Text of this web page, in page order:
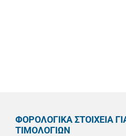
ΦΟΡΟΛΟΓΙΚΑ ΣΤΟΙΧΕΙΑ
ΤΙΜΟΛΟΓΙΩΝ